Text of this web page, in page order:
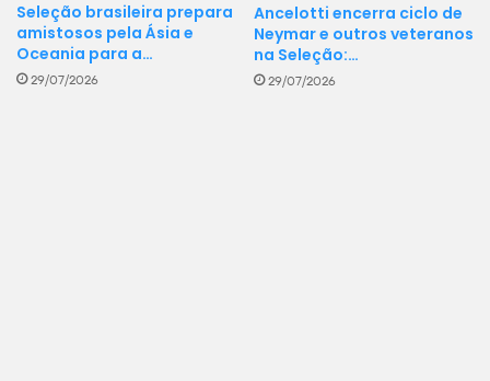
Seleção brasileira prepara
amistosos pela Ásia e
Oceania para a…
29/07/2026
Ancelotti encerra ciclo de
Neymar e outros veteranos
na Seleção:…
29/07/2026